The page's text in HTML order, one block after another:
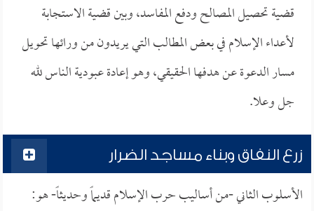
قضية تحصيل المصالح ودفع المفاسد، وبين قضية الاستجابة
لأعداء الإسلام في بعض المطالب التي يريدون من ورائها تحويل
مسار الدعوة عن هدفها الحقيقي، وهو إعادة عبودية الناس لله
جل وعلا.
زرع النفاق وبناء مساجد الضرار
الأسلوب الثاني -من أساليب حرب الإسلام قديماً وحديثاً- هو: